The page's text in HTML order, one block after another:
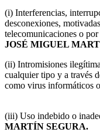
(i) Interferencias,
desconexiones,
telecomunicaciones o
JOSÉ MIGUEL
(ii) Intromisiones
cualquier tipo y a través
como virus informáticos
(iii) Uso indebido o
MARTÍN SEGURA.